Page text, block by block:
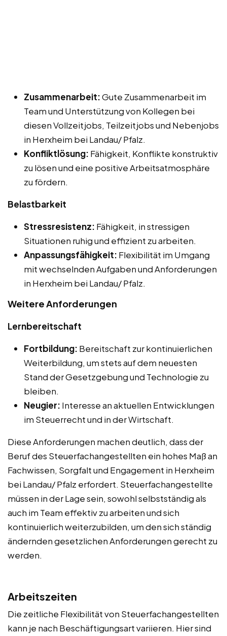
Zusammenarbeit:Gute Zusammenarbeit im
Team und Unterstützung von Kollegen bei
diesen Vollzeitjobs, Teilzeitjobs und Nebenjobs
in Herxheim bei Landau/ Pfalz.
Konfliktlösung: Fähigkeit, Konflikte konstruktiv
zu lösen und eine positive Arbeitsatmosphäre
zu fördern.
Belastbarkeit
Stressresistenz: Fähigkeit, in stressigen
Situationen ruhig und effizient zu arbeiten.
Anpassungsfähigkeit: Flexibilität im Umgang
mit wechselnden Aufgaben und Anforderungen
in Herxheim bei Landau/ Pfalz.
Weitere Anforderungen
Lernbereitschaft
Fortbildung: Bereitschaft zur kontinuierlichen
Weiterbildung, um stets auf dem neuesten
Stand der Gesetzgebung und Technologie zu
bleiben.
Neugier: Interesse an aktuellen Entwicklungen
im Steuerrecht und in der Wirtschaft.
Diese Anforderungen machen deutlich, dass der
Beruf des Steuerfachangestellten ein hohes Maß an
Fachwissen, Sorgfalt und Engagement in Herxheim
bei Landau/ Pfalz erfordert. Steuerfachangestellte
müssen in der Lage sein, sowohl selbstständig als
auch im Team effektiv zu arbeiten und sich
kontinuierlich weiterzubilden, um den sich ständig
ändernden gesetzlichen Anforderungen gerecht zu
werden.
Arbeitszeiten
Die zeitliche Flexibilität von Steuerfachangestellten
kann je nach Beschäftigungsart variieren. Hier sind